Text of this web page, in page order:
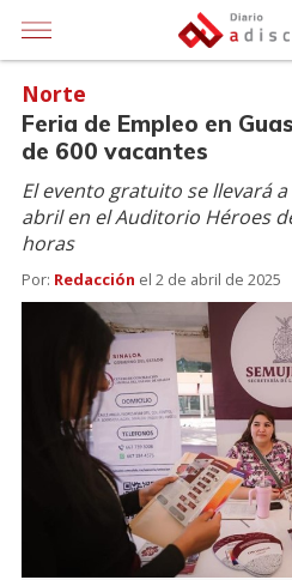
Norte
Feria de Empleo en
de 600 vacantes
El evento gratuito se llevará
abril en el Auditorio Héroes
horas
Por: Redacción el 2 de abril de 2025